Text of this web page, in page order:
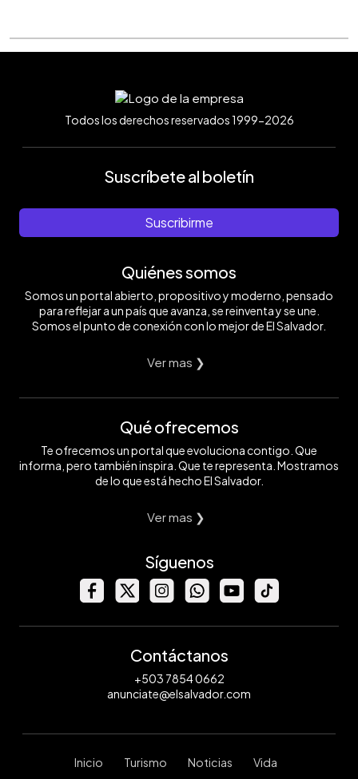
Todos los derechos reservados 1999-2026
Suscríbete al boletín
Suscribirme
Quiénes somos
Somos un portal abierto, propositivo y moderno, pensado
para reflejar a un país que avanza, se reinventa y se une.
Somos el punto de conexión con lo mejor de El Salvador.
Ver mas ❯
Qué ofrecemos
Te ofrecemos un portal que evoluciona contigo. Que
informa, pero también inspira. Que te representa. Mostramos
de lo que está hecho El Salvador.
Ver mas ❯
Síguenos
Contáctanos
+503 7854 0662
anunciate@elsalvador.com
Inicio Turismo Noticias Vida